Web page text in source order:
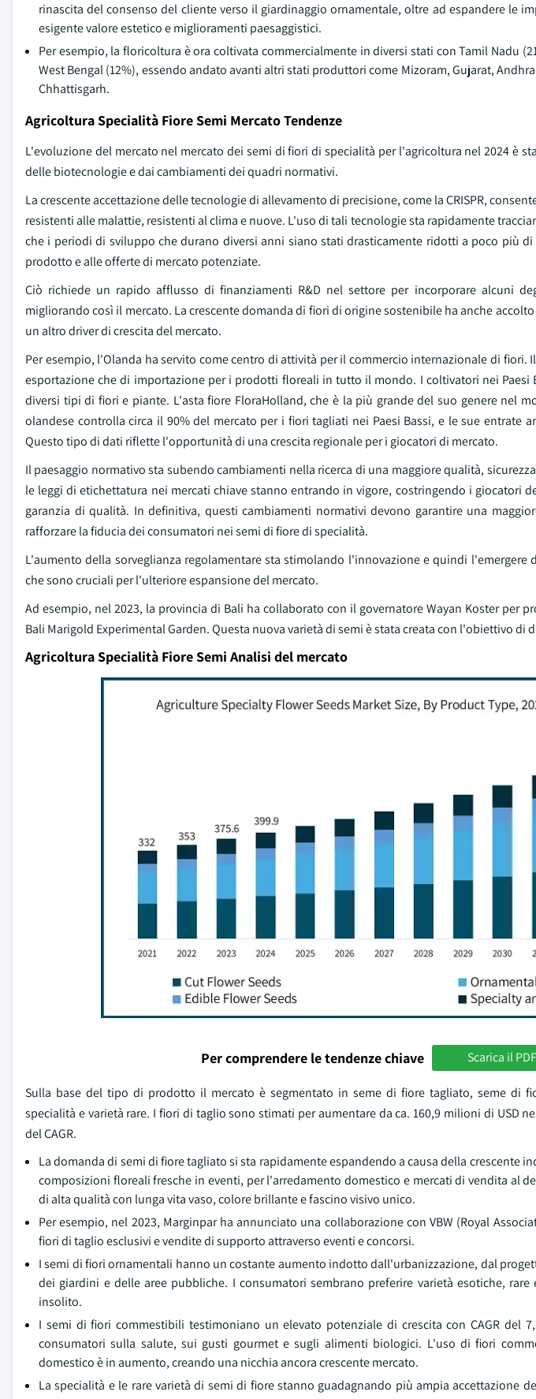
rinascita del consenso del cliente verso il giardinaggio ornamentale, oltre ad espandere le
esigente valore estetico e miglioramenti paesaggistici.
Per esempio, la floricoltura è ora coltivata commercialmente in diversi stati con Tamil Nadu
West Bengal (12%), essendo andato avanti altri stati produttori come Mizoram, Gujarat,
Chhattisgarh.
Agricoltura Specialità Fiore Semi Mercato Tendenze
L'evoluzione del mercato nel mercato dei semi di fiori di specialità per l'agricoltura nel 2024 è
delle biotecnologie e dai cambiamenti dei quadri normativi.
La crescente accettazione delle tecnologie di allevamento di precisione, come la CRISPR,
resistenti alle malattie, resistenti al clima e nuove. L'uso di tali tecnologie sta rapidamente
che i periodi di sviluppo che durano diversi anni siano stati drasticamente ridotti a poco più
prodotto e alle offerte di mercato potenziate.
Ciò richiede un rapido afflusso di finanziamenti R&D nel settore per incorporare alcuni
migliorando così il mercato. La crescente domanda di fiori di origine sostenibile ha anche
un altro driver di crescita del mercato.
Per esempio, l'Olanda ha servito come centro di attività per il commercio internazionale di fiori.
esportazione che di importazione per i prodotti floreali in tutto il mondo. I coltivatori nei Paesi
diversi tipi di fiori e piante. L'asta fiore FloraHolland, che è la più grande del suo genere nel
olandese controlla circa il 90% del mercato per i fiori tagliati nei Paesi Bassi, e le sue entrate
Questo tipo di dati riflette l'opportunità di una crescita regionale per i giocatori di mercato.
Il paesaggio normativo sta subendo cambiamenti nella ricerca di una maggiore qualità,
le leggi di etichettatura nei mercati chiave stanno entrando in vigore, costringendo i giocatori
garanzia di qualità. In definitiva, questi cambiamenti normativi devono garantire una
rafforzare la fiducia dei consumatori nei semi di fiore di specialità.
L'aumento della sorveglianza regolamentare sta stimolando l'innovazione e quindi
che sono cruciali per l'ulteriore espansione del mercato.
Ad esempio, nel 2023, la provincia di Bali ha collaborato con il governatore Wayan Koster per
Bali Marigold Experimental Garden. Questa nuova varietà di semi è stata creata con l'obiettivo di
Agricoltura Specialità Fiore Semi Analisi del mercato
Per comprendere le tendenze chiave Scarica il
Sulla base del tipo di prodotto il mercato è segmentato in seme di fiore tagliato, seme di
specialità e varietà rare. I fiori di taglio sono stimati per aumentare da ca. 160,9 milioni di USD
del CAGR.
La domanda di semi di fiore tagliato si sta rapidamente espandendo a causa della crescente
composizioni floreali fresche in eventi, per l'arredamento domestico e mercati di vendita al
di alta qualità con lunga vita vaso, colore brillante e fascino visivo unico.
Per esempio, nel 2023, Marginpar ha annunciato una collaborazione con VBW (Royal
fiori di taglio esclusivi e vendite di supporto attraverso eventi e concorsi.
I semi di fiori ornamentali hanno un costante aumento indotto dall'urbanizzazione, dal
dei giardini e delle aree pubbliche. I consumatori sembrano preferire varietà esotiche,
insolito.
I semi di fiori commestibili testimoniano un elevato potenziale di crescita con CAGR del
consumatori sulla salute, sui gusti gourmet e sugli alimenti biologici. L'uso di fiori
domestico è in aumento, creando una nicchia ancora crescente mercato.
La specialità e le rare varietà di semi di fiore stanno guadagnando più ampia accettazione